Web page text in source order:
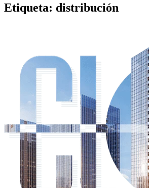
Etiqueta: distribución